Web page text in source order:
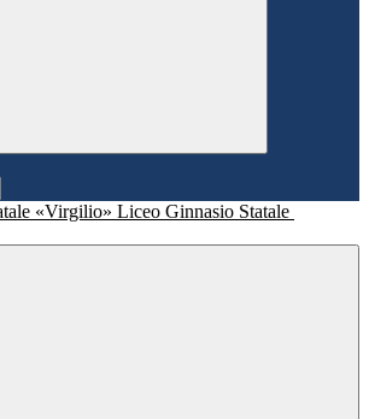
Liceo Ginnasio Statale